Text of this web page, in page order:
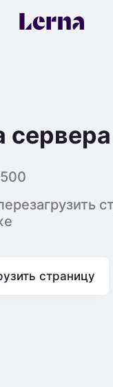
500
страницу